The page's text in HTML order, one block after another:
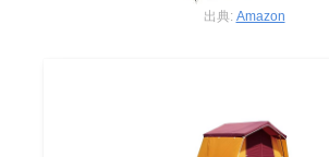
出典: Amazon